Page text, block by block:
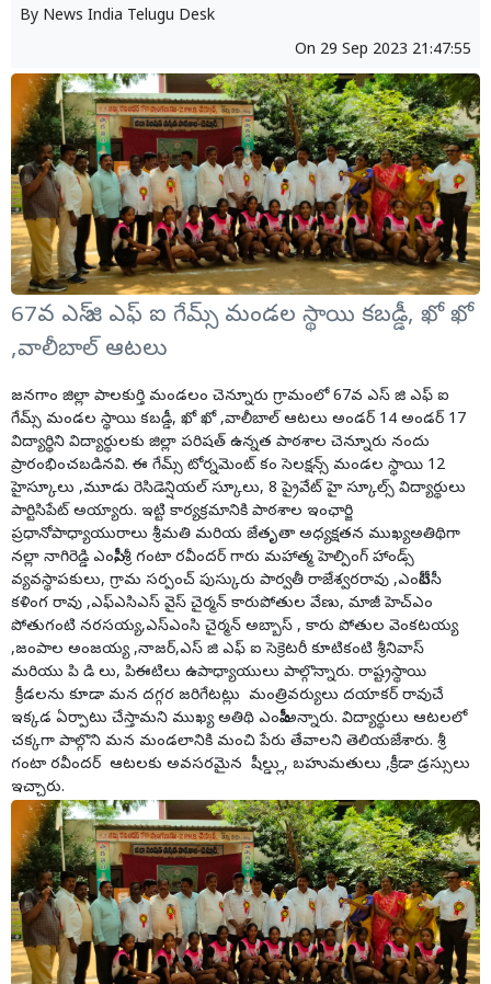
By News India Telugu Desk
On 29 Sep 2023 21:47:55
67వ ఎస్ జి ఎఫ్ ఐ గేమ్స్ మండల స్థాయి కబడ్డీ, ఖో ఖో
,వాలీబాల్ ఆటలు
జనగాం జిల్లా పాలకుర్తి మండలం చెన్నూరు గ్రామంలో 67వ ఎస్ జి ఎఫ్ ఐ
గేమ్స్ మండల స్థాయి కబడ్డీ, ఖో ఖో ,వాలీబాల్ ఆటలు అండర్ 14 అండర్ 17
విద్యార్థిని విద్యార్థులకు జిల్లా పరిషత్ ఉన్నత పాఠశాల చెన్నూరు నందు
ప్రారంభించబడినవి. ఈ గేమ్స్ టోర్నమెంట్ కం సెలక్షన్స్ మండల స్థాయి 12
హైస్కూలు ,మూడు రెసిడెన్షియల్ స్కూలు, 8 ప్రైవేట్ హై స్కూల్స్ విద్యార్థులు
పార్టిసిపేట్ అయ్యారు. ఇట్టి కార్యక్రమానికి పాఠశాల ఇంఛార్జి
ప్రధానోపాధ్యాయురాలు శ్రీమతి మరియ జేతృతా అధ్యక్షతన ముఖ్యఅతిథిగా
నల్లా నాగిరెడ్డి ఎంపీపీ, శ్రీ గంటా రవీందర్ గారు మహాత్మ హెల్పింగ్ హాండ్స్
వ్యవస్థాపకులు, గ్రామ సర్పంచ్ పుస్కురు పార్వతీ రాజేశ్వరరావు ,ఎంపీటీసీ
కళింగ రావు ,ఎఫ్ఎసిఎస్ వైస్ చైర్మన్ కారుపోతుల వేణు, మాజీ హెచ్ఎం
పోతుగంటి నరసయ్య,ఎస్ఎంసి చైర్మన్ అబ్బాస్ , కారు పోతుల వెంకటయ్య
,జంపాల అంజయ్య ,నాజర్,ఎస్ జి ఎఫ్ ఐ సెక్రెటరీ కూటికంటి శ్రీనివాస్
మరియు పి డి లు, పిఈటిలు ఉపాధ్యాయులు పాల్గొన్నారు. రాష్ట్రస్థాయి
క్రీడలను కూడా మన దగ్గర జరిగేటట్లు మంత్రివర్యులు దయాకర్ రావుచే
ఇక్కడ ఏర్పాటు చేస్తామని ముఖ్య అతిథి ఎంపీపీ అన్నారు. విద్యార్థులు ఆటలలో
చక్కగా పాల్గొని మన మండలానికి మంచి పేరు తేవాలని తెలియజేశారు. శ్రీ
గంటా రవీందర్ ఆటలకు అవసరమైన షీల్డ్లు, బహుమతులు ,క్రీడా డ్రస్సులు
ఇచ్చారు.